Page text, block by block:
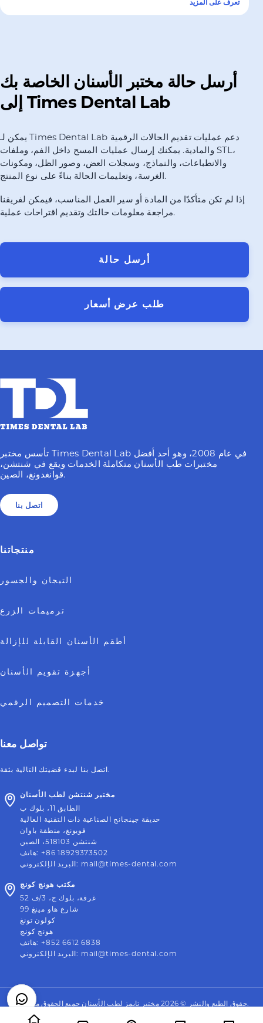
تعرف على المزيد
أرسل حالة مختبر الأسنان الخاصة بك
إلى Times Dental Lab
يمكن لـ Times Dental Lab دعم عمليات تقديم الحالات الرقمية
والمادية. يمكنك إرسال عمليات المسح داخل الفم، وملفات STL،
والانطباعات، والنماذج، وسجلات العض، وصور الظل، ومكونات
الغرسة، وتعليمات الحالة بناءً على نوع المنتج.
إذا لم تكن متأكدًا من المادة أو سير العمل المناسب، فيمكن لفريقنا
مراجعة معلومات حالتك وتقديم اقتراحات عملية.
أرسل حالة
طلب عرض أسعار
تأسس مختبر Times Dental Lab في عام 2008، وهو أحد أفضل
مختبرات طب الأسنان متكاملة الخدمات ويقع في شنتشن،
قوانغدونغ، الصين.
اتصل بنا
منتجاتنا
التيجان والجسور
ترميمات الزرع
أطقم الأسنان القابلة للإزالة
أجهزة تقويم الأسنان
خدمات التصميم الرقمي
تواصل معنا
اتصل بنا لبدء قضيتك التالية بثقة.
مختبر شنتشن لطب الأسنان
الطابق 11، بلوك ب
حديقة جينجانج الصناعية ذات التقنية العالية
فويونغ، منطقة باوان
شنتشن 518103، الصين
هاتف: +86 18929373502
البريد الإلكتروني: mail@times-dental.com
مكتب هونج كونج
52 غرفة، بلوك ج، 3/ف
99 شارع هاو مينغ
كولون تونغ
هونج كونج
هاتف: +852 6612 6838
البريد الإلكتروني: mail@times-dental.com
حقوق الطبع والنشر © 2026 مختبر تايمز لطب الأسنان جميع الحقوق محفوظة.